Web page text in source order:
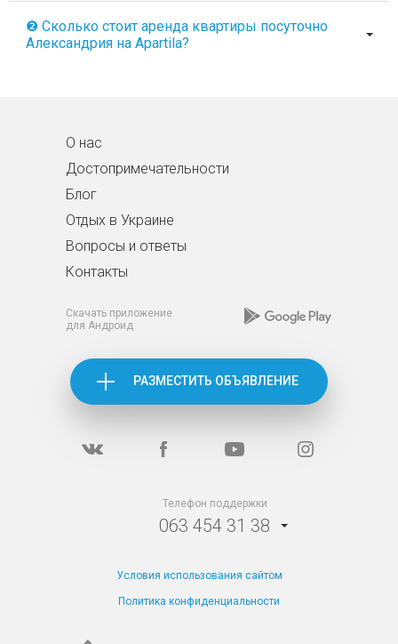
❷ Сколько стоит аренда квартиры посуточно
Александрия на Apartila?
О нас
Достопримечательности
Блог
Отдых в Украине
Вопросы и ответы
Контакты
Скачать приложение
для Андроид
РАЗМЕСТИТЬ ОБЪЯВЛЕНИЕ
Телефон поддержки
063 454 31 38
Условия использования сайтом
Политика конфиденциальности